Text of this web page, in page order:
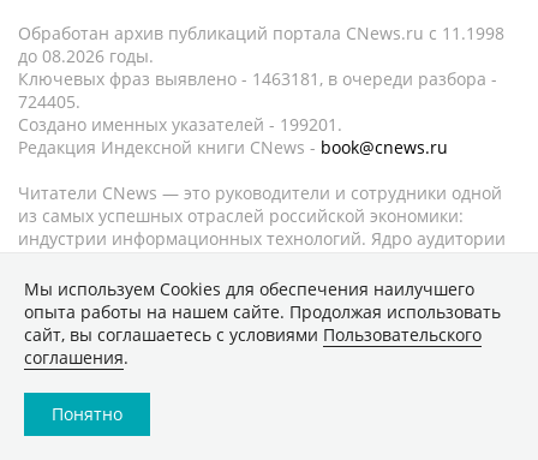
Обработан архив публикаций портала CNews.ru c 11.1998
до 08.2026 годы.
Ключевых фраз выявлено - 1463181, в очереди разбора -
724405.
Создано именных указателей - 199201.
Редакция Индексной книги CNews - book@cnews.ru
Читатели CNews — это руководители и сотрудники одной
из самых успешных отраслей российской экономики:
индустрии информационных технологий. Ядро аудитории
департаментов информатизации федеральных и
региональных органов государственной власти, банков,
промышленных компаний, розничных сетей, а также
руководители и сотрудники компаний-поставщиков
информационных технологий и услуг связи.
Мы используем Сookies для обеспечения наилучшего
опыта работы на нашем сайте. Продолжая использовать
сайт, вы соглашаетесь с условиями Пользовательского
соглашения.
Понятно